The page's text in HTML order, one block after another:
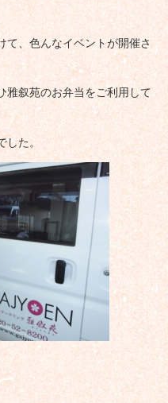
て、色んなイベントが開催さ
雅叙苑のお弁当をご利用して
た。